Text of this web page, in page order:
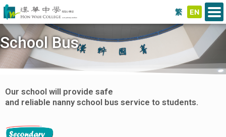
繁 EN
School Bus
Our school will provide safe
and reliable nanny school bus service to students.